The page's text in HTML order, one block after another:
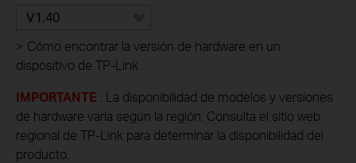
V1.40
> Cómo encontrar la versión de hardware en un
dispositivo de TP-Link
IMPORTANTE : La disponibilidad de modelos y versiones
de hardware varía según la región. Consulta el sitio web
regional de TP-Link para determinar la disponibilidad del
producto.